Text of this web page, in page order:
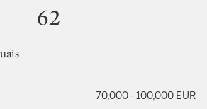
62
70,000 - 100,000 EUR